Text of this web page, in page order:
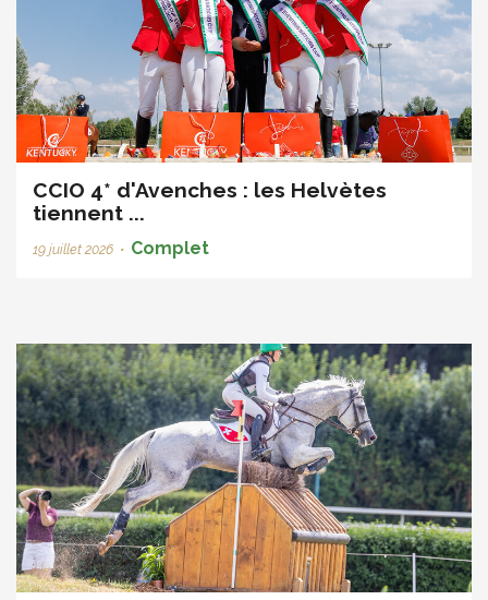
CCIO 4* d'Avenches : les Helvètes
tiennent ...
19 juillet 2026 • Complet